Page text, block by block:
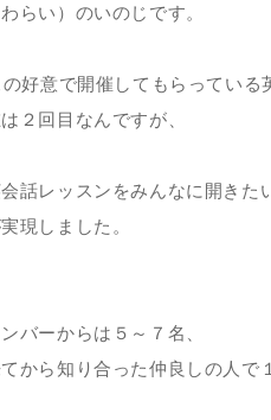
らい）のいのじです。
好意で開催してもらってい
２回目なんですが、
話レッスンをみんなに開きた
現しました。
バーからは５～７名、
から知り合った仲良しの人で